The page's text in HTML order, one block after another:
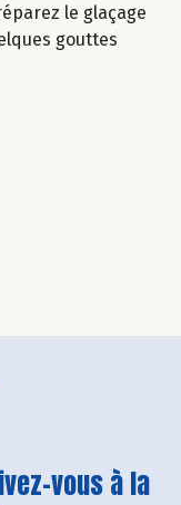
le glaçage
gouttes
vous à la